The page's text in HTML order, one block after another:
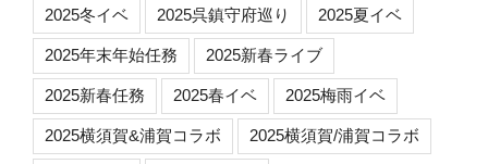
2025冬イベ 2025呉鎮守府巡り 2025夏イベ
2025年末年始任務 2025新春ライブ
2025新春任務 2025春イベ 2025梅雨イベ
2025横須賀&浦賀コラボ 2025横須賀/浦賀コラボ